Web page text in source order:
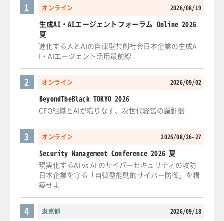
オンライン 2026/08/19
1
生成AI・AIエージェントフォーラム Online 2026
夏
進化する人とAIの自律型共創社会日本企業の生成A
I・AIエージェント活用最前線
オンライン 2026/09/02
2
BeyondTheBlack TOKYO 2026
CFO組織とAIが織りなす、次世代経営の羅針盤
オンライン 2026/08/26-27
3
Security Management Conference 2026 夏
現実化するAI vs AI のサイバーセキュリティの攻防
日本企業を守る「自律型能動的サイバー防御」を構
築せよ
東京都 2026/09/18
4